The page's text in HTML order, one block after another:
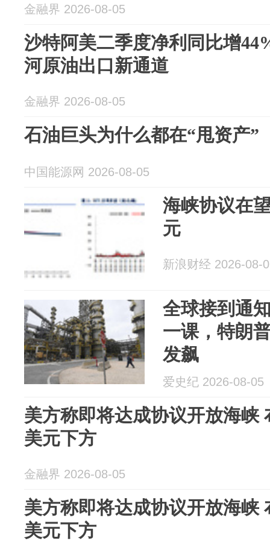
金融界 2026-08-05
沙特阿美二季度净利同比增
河原油出口新通道
金融界 2026-08-05
石油巨头为什么都在“甩资产”
中国能源网 2026-08-05
海峡协议在
元
新浪财经 2026-08-
全球接到通
一课，特朗
发飙
爱史纪 2026-08-05
美方称即将达成协议开放海峡
美元下方
金融界 2026-08-05
美方称即将达成协议开放海峡
美元下方